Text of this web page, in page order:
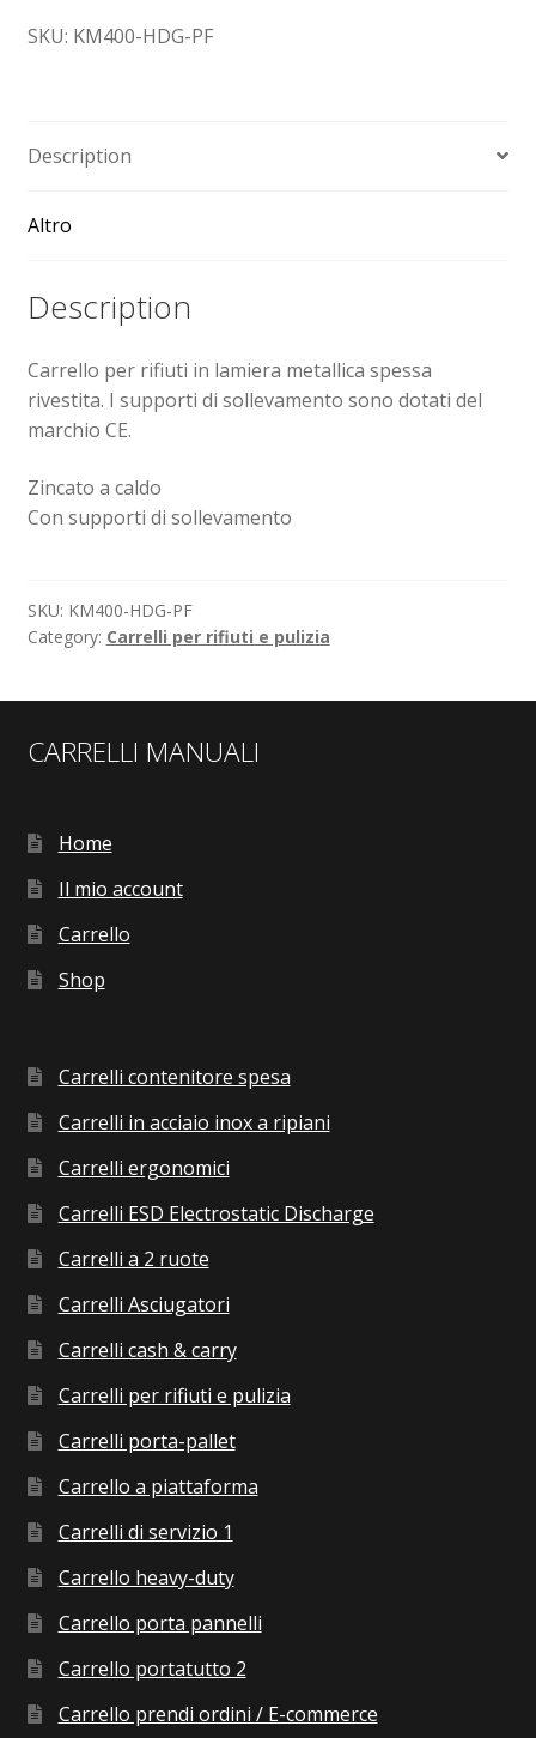
Transpallet
SKU: KM400-HDG-PF
Description
Altro
Description
Carrello per rifiuti in lamiera metallica spessa
rivestita. I supporti di sollevamento sono dotati del
marchio CE.
Zincato a caldo
Con supporti di sollevamento
SKU: KM400-HDG-PF
Category: Carrelli per rifiuti e pulizia
CARRELLI MANUALI
Home
Il mio account
Carrello
Shop
Carrelli contenitore spesa
Carrelli in acciaio inox a ripiani
Carrelli ergonomici
Carrelli ESD Electrostatic Discharge
Carrelli a 2 ruote
Carrelli Asciugatori
Carrelli cash & carry
Carrelli per rifiuti e pulizia
Carrelli porta-pallet
Carrello a piattaforma
Carrelli di servizio 1
Carrello heavy-duty
Carrello porta pannelli
Carrello portatutto 2
Carrello prendi ordini / E-commerce